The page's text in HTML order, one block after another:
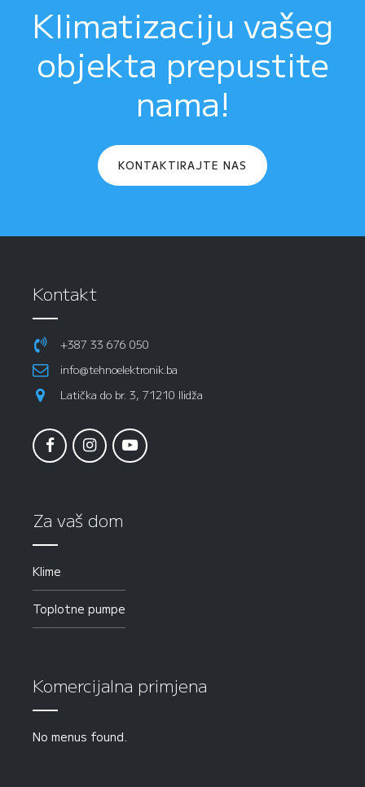
Klimatizaciju vašeg
objekta prepustite
nama!
KONTAKTIRAJTE NAS
Kontakt
+387 33 676 050
info@tehnoelektronik.ba
Latička do br. 3, 71210 Ilidža
Za vaš dom
Klime
Toplotne pumpe
Komercijalna primjena
No menus found.